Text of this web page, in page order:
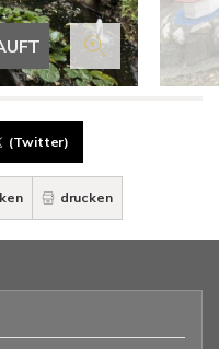
(Twitter)
drucken